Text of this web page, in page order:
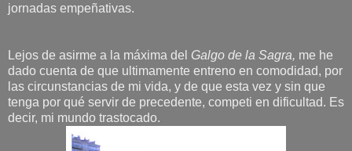
jornadas empeñativas.
Lejos de asirme a la máxima del Galgo de la Sagra, me he
dado cuenta de que ultimamente entreno en comodidad, por
las circunstancias de mi vida, y de que esta vez y sin que
tenga por qué servir de precedente, competi en dificultad. Es
decir, mi mundo trastocado.